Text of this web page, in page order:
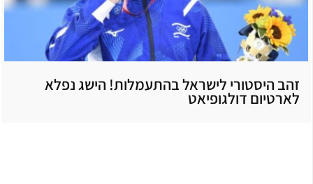
זהב היסטורי לישראל בהתעמלות! הישג נפלא
לארטיום דולגופיאט